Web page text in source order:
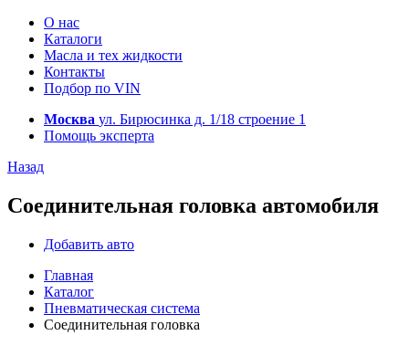
О нас
Каталоги
Масла и тех жидкости
Контакты
Подбор по VIN
Москва ул. Бирюсинка д. 1/18 строение 1
Помощь эксперта
Назад
Соединительная головка автомобиля
Добавить авто
Главная
Каталог
Пневматическая система
Соединительная головка